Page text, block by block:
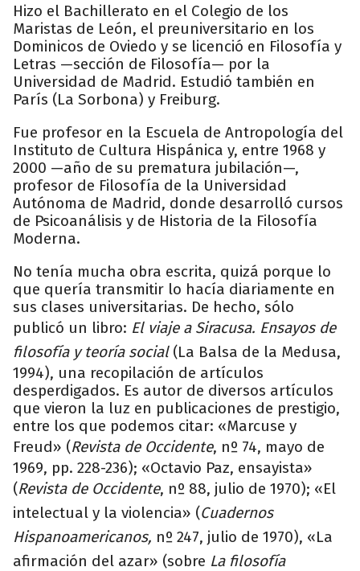
Hizo el Bachillerato en el Colegio de los
Maristas de León, el preuniversitario en los
Dominicos de Oviedo y se licenció en Filosofía y
Letras —sección de Filosofía— por la
Universidad de Madrid. Estudió también en
París (La Sorbona) y Freiburg.
Fue profesor en la Escuela de Antropología del
Instituto de Cultura Hispánica y, entre 1968 y
2000 —año de su prematura jubilación—,
profesor de Filosofía de la Universidad
Autónoma de Madrid, donde desarrolló cursos
de Psicoanálisis y de Historia de la Filosofía
Moderna.
No tenía mucha obra escrita, quizá porque lo
que quería transmitir lo hacía diariamente en
sus clases universitarias. De hecho, sólo
publicó un libro: El viaje a Siracusa. Ensayos de
filosofía y teoría social(La Balsa de la Medusa,
1994), una recopilación de artículos
desperdigados. Es autor de diversos artículos
que vieron la luz en publicaciones de prestigio,
entre los que podemos citar: «Marcuse y
Freud» (Revista de Occidente, nº 74, mayo de
1969, pp. 228-236); «Octavio Paz, ensayista»
(Revista de Occidente, nº 88, julio de 1970); «El
intelectual y la violencia» (Cuadernos
Hispanoamericanos, nº 247, julio de 1970), «La
afirmación del azar» (sobre La filosofía